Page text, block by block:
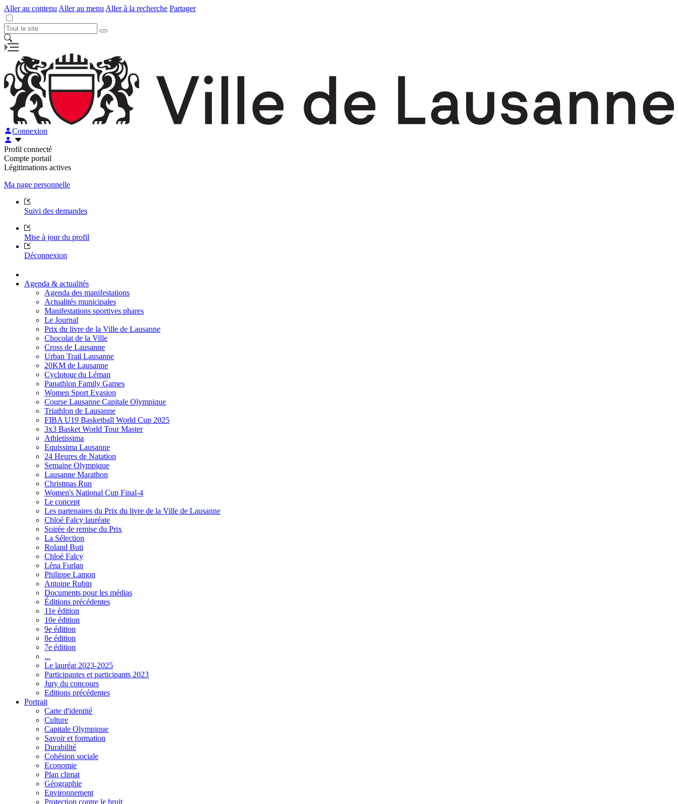
Aller au contenu Aller au menu Aller à la recherche Partager
Connexion
Profil connecté
Compte portail
Légitimations actives
Ma page personnelle
Suivi des demandes
Mise à jour du profil
Déconnexion
Agenda & actualités
Agenda des manifestations
Actualités municipales
Manifestations sportives phares
Le Journal
Prix du livre de la Ville de Lausanne
Chocolat de la Ville
Cross de Lausanne
Urban Trail Lausanne
20KM de Lausanne
Cyclotour du Léman
Panathlon Family Games
Women Sport Evasion
Course Lausanne Capitale Olympique
Triathlon de Lausanne
FIBA U19 Basketball World Cup 2025
3x3 Basket World Tour Master
Athletissima
Equissima Lausanne
24 Heures de Natation
Semaine Olympique
Lausanne Marathon
Christmas Run
Women's National Cup Final-4
Le concept
Les partenaires du Prix du livre de la Ville de Lausanne
Chloé Falcy lauréate
Soirée de remise du Prix
La Sélection
Roland Buti
Chloé Falcy
Léna Furlan
Philippe Lamon
Antoine Rubin
Documents pour les médias
Éditions précédentes
11e édition
10e édition
9e édition
8e édition
7e édition
...
Le lauréat 2023-2025
Participantes et participants 2023
Jury du concours
Editions précédentes
Portrait
Carte d'identité
Culture
Capitale Olympique
Savoir et formation
Durabilité
Cohésion sociale
Economie
Plan climat
Géographie
Environnement
Protection contre le bruit